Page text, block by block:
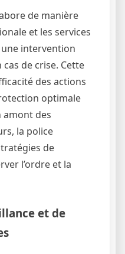
de manière
et les services
intervention
de crise. Cette
des actions
optimale
amont des
la police
de
l’ordre et la
et de